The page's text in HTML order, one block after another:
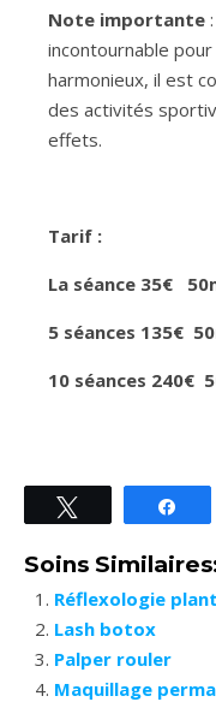
Note importante
incontournable
harmonieux, il est
des activités
effets.
Tarif :
La séance 35€
5 séances 135€
10 séances 240€
Soins
Réflexologie
Lash botox
Palper rouler
Maquillage